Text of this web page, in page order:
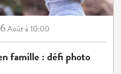
6Aoûtà 10:00
famille : défi photo